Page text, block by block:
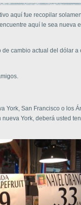
aquí fue recopilar
aquí le sea nueva e
cambio actual del dólar a
York, San Francisco o los
York, deberá usted